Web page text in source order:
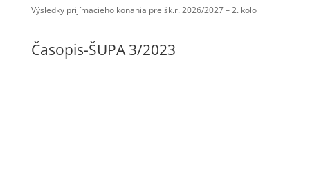
Výsledky prijímacieho konania pre šk.r. 2026/2027 – 2. kolo
Časopis-ŠUPA 3/2023